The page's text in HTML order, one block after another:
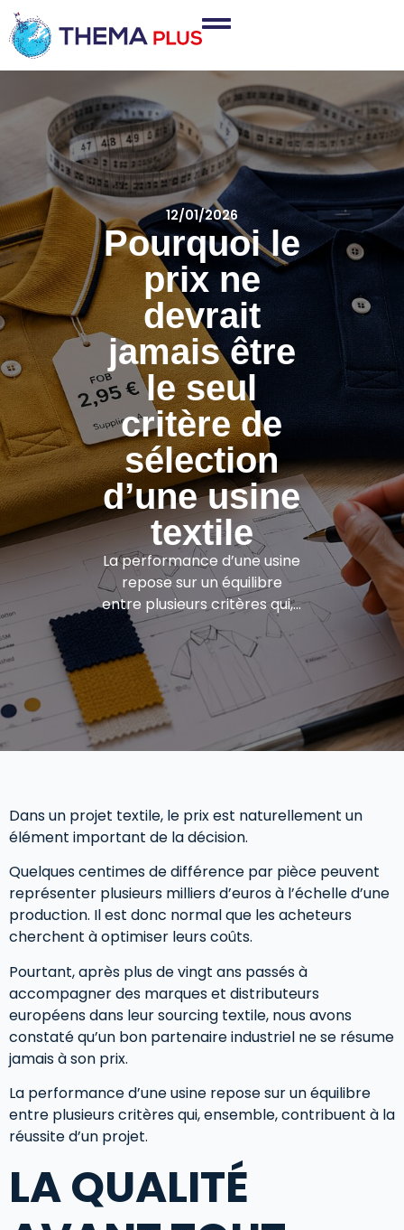
12/01/2026
Pourquoi le
prix ne
devrait
jamais être
le seul
critère de
sélection
d’une usine
textile
La performance d’une usine
repose sur un équilibre
entre plusieurs critères qui,…
Dans un projet textile, le prix est naturellement un
élément important de la décision.
Quelques centimes de différence par pièce peuvent
représenter plusieurs milliers d’euros à l’échelle d’une
production. Il est donc normal que les acheteurs
cherchent à optimiser leurs coûts.
Pourtant, après plus de vingt ans passés à
accompagner des marques et distributeurs
européens dans leur sourcing textile, nous avons
constaté qu’un bon partenaire industriel ne se résume
jamais à son prix.
La performance d’une usine repose sur un équilibre
entre plusieurs critères qui, ensemble, contribuent à la
réussite d’un projet.
LA QUALITÉ